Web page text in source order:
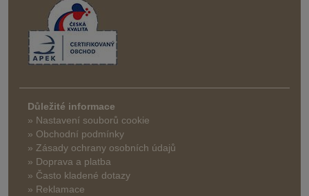
Důležité informace
» Nastavení souborů cookie
» Obchodní podmínky
» Zásady ochrany osobních údajů
» Doprava a platba
» Často kladené dotazy
» Reklamace